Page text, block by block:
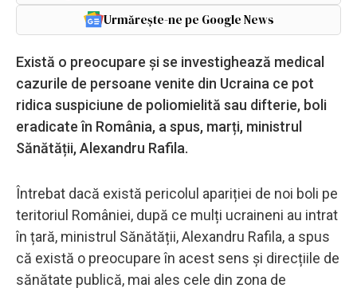
Urmărește-ne pe Google News
Există o preocupare și se investighează medical
cazurile de persoane venite din Ucraina ce pot
ridica suspiciune de poliomielită sau difterie, boli
eradicate în România, a spus, marți, ministrul
Sănătății, Alexandru Rafila.
Întrebat dacă există pericolul apariției de noi boli pe
teritoriul României, după ce mulți ucraineni au intrat
în țară, ministrul Sănătății, Alexandru Rafila, a spus
că există o preocupare în acest sens și direcțiile de
sănătate publică, mai ales cele din zona de